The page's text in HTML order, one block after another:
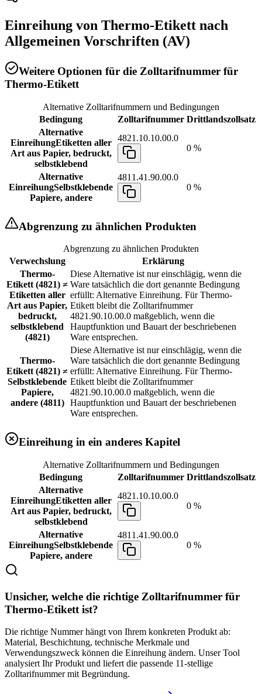
Einreihung von Thermo-Etikett nach
Allgemeinen Vorschriften (AV)
Weitere Optionen für die Zolltarifnummer für
Thermo-Etikett
Alternative Zolltarifnummern und Bedingungen
Bedingung
Zolltarifnummer Drittlandszollsatz
Alternative
EinreihungEtiketten aller
Art aus Papier, bedruckt,
selbstklebend
4821.10.10.00.0
0 %
Alternative
EinreihungSelbstklebende
Papiere, andere
4811.41.90.00.0
0 %
Abgrenzung zu ähnlichen Produkten
Abgrenzung zu ähnlichen Produkten
Verwechslung
Erklärung
Thermo-
Etikett (4821) ≠
Etiketten aller
Art aus Papier,
bedruckt,
selbstklebend
(4821)
Diese Alternative ist nur einschlägig, wenn die
Ware tatsächlich die dort genannte Bedingung
erfüllt: Alternative Einreihung. Für Thermo-
Etikett bleibt die Zolltarifnummer
4821.90.10.00.0 maßgeblich, wenn die
Hauptfunktion und Bauart der beschriebenen
Ware entsprechen.
Thermo-
Etikett (4821) ≠
Selbstklebende
Papiere,
andere (4811)
Diese Alternative ist nur einschlägig, wenn die
Ware tatsächlich die dort genannte Bedingung
erfüllt: Alternative Einreihung. Für Thermo-
Etikett bleibt die Zolltarifnummer
4821.90.10.00.0 maßgeblich, wenn die
Hauptfunktion und Bauart der beschriebenen
Ware entsprechen.
Einreihung in ein anderes Kapitel
Alternative Zolltarifnummern und Bedingungen
Bedingung
Zolltarifnummer Drittlandszollsatz
Alternative
EinreihungEtiketten aller
Art aus Papier, bedruckt,
selbstklebend
4821.10.10.00.0
0 %
Alternative
EinreihungSelbstklebende
Papiere, andere
4811.41.90.00.0
0 %
Unsicher, welche die richtige Zolltarifnummer für
Thermo-Etikett ist?
Die richtige Nummer hängt von Ihrem konkreten Produkt ab:
Material, Beschichtung, technische Merkmale und
Verwendungszweck können die Einreihung ändern. Unser Tool
analysiert Ihr Produkt und liefert die passende 11-stellige
Zolltarifnummer mit Begründung.